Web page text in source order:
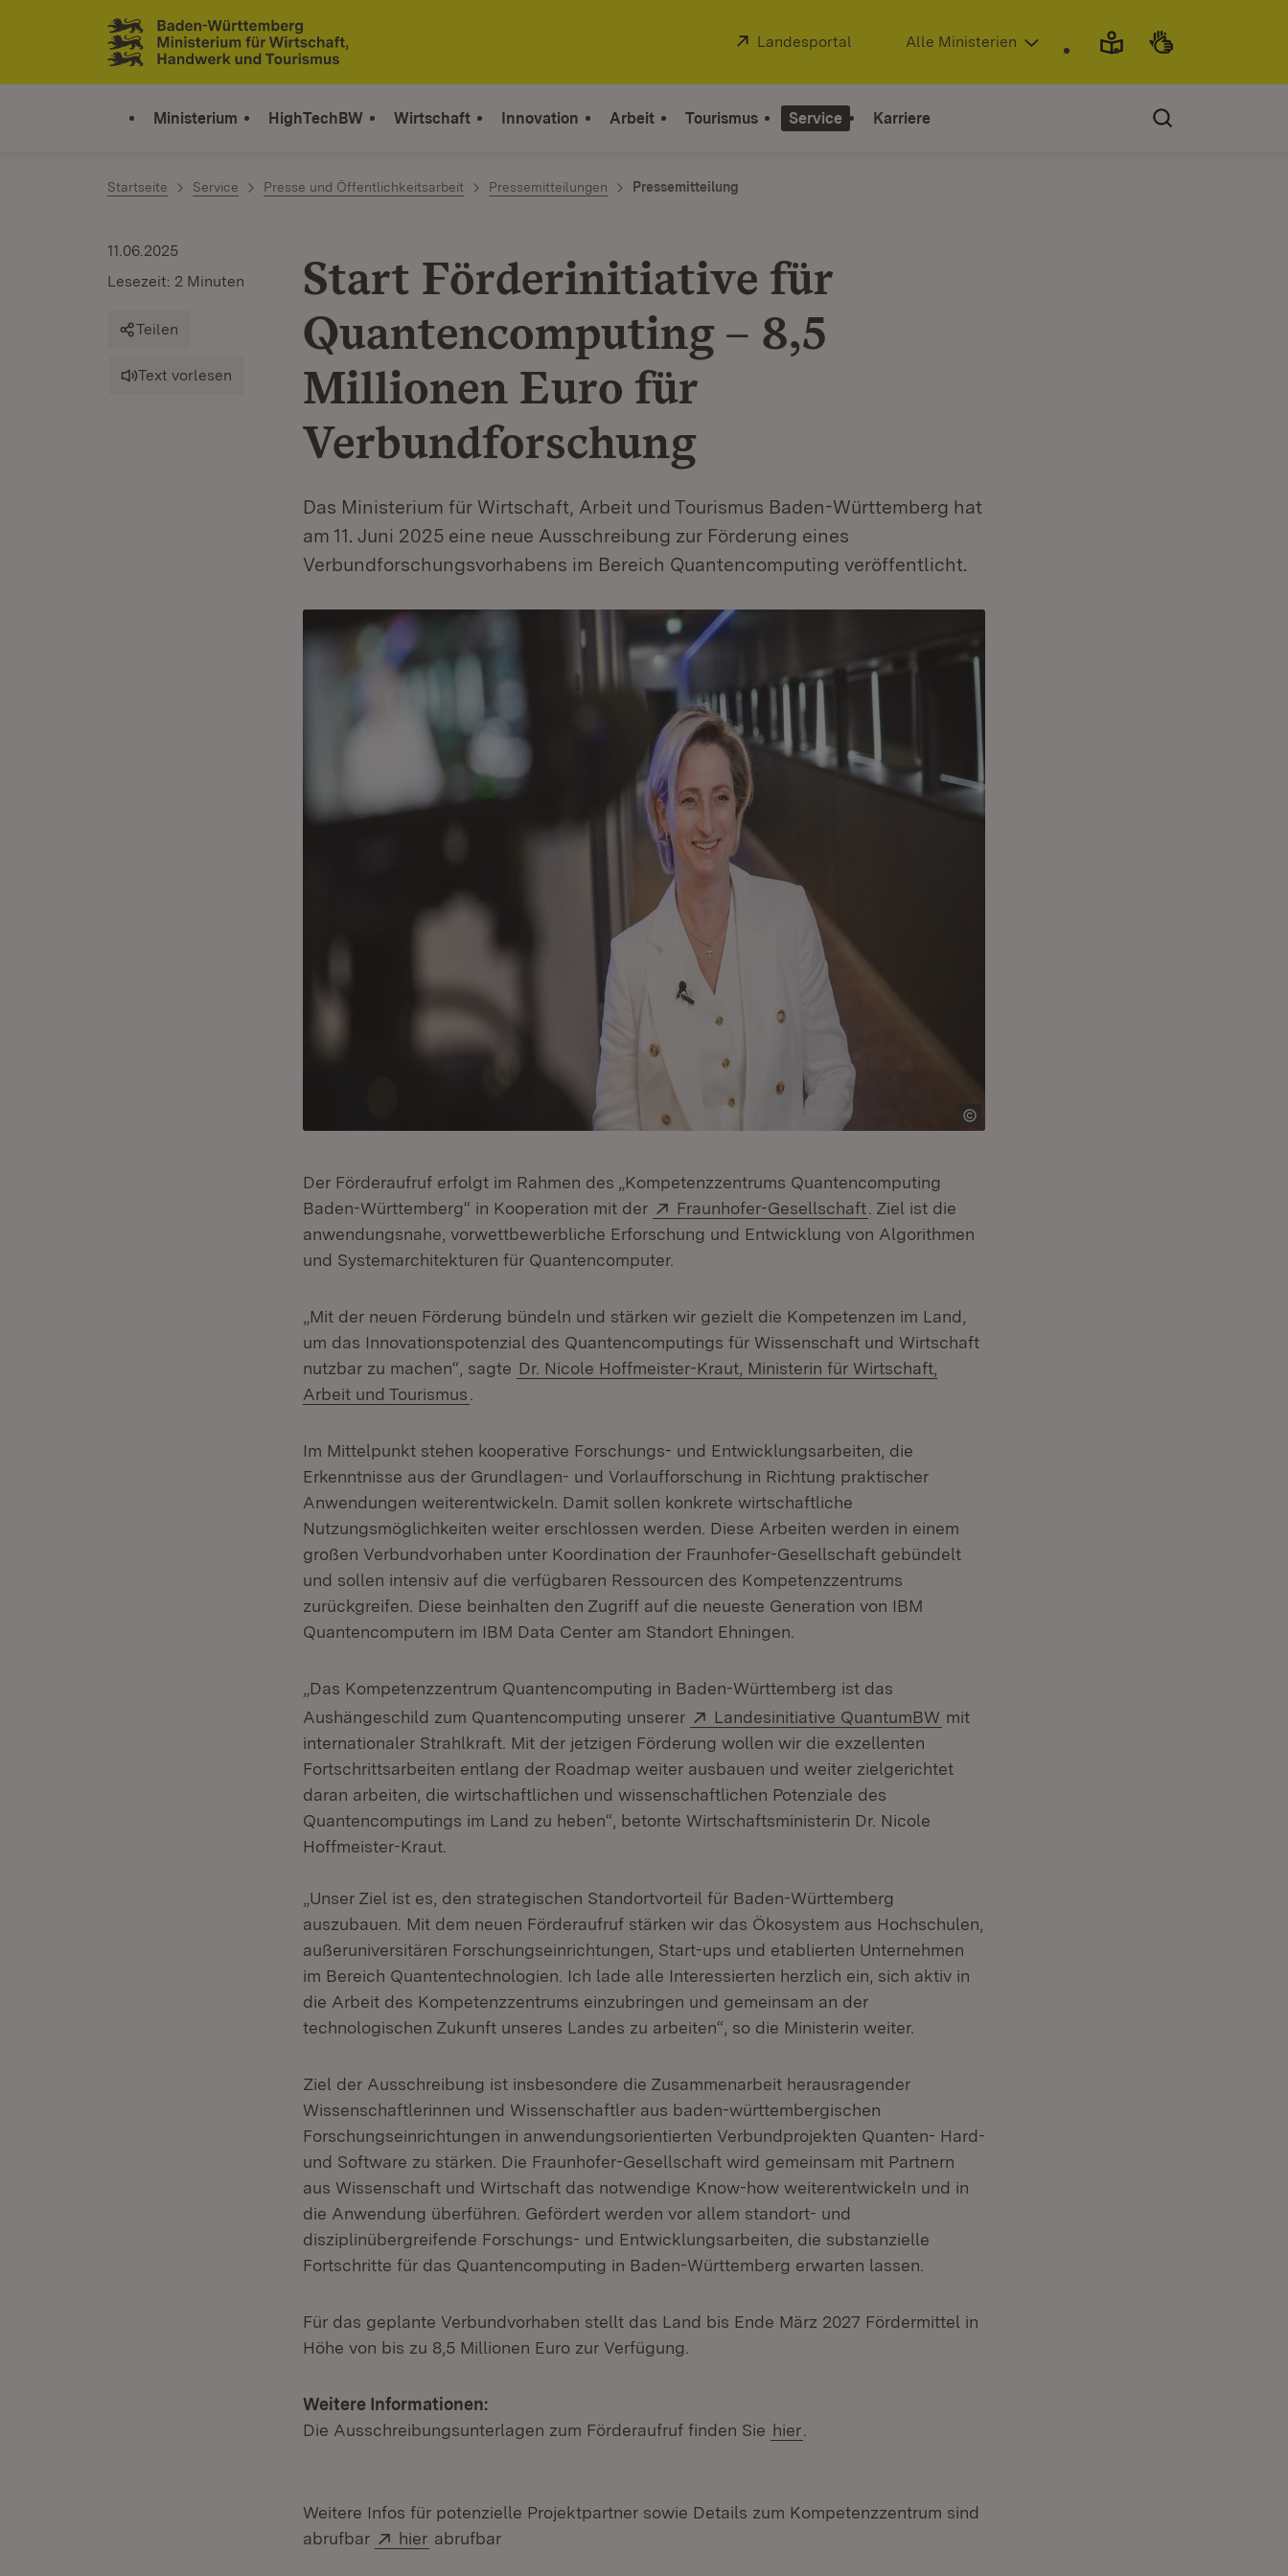
Zum Inhalt springen
Link zur Startseite
Extern:
Landesportal (Öffnet in neuem Fenster)
Alle Ministerien
Ministerium HighTechBW Wirtschaft Innovation Arbeit Tourismus Service Karriere
Startseite Service Presse und Öffentlichkeitsarbeit Pressemitteilungen Pressemitteilung
Start Förderinitiative für
Quantencomputing – 8,5
Millionen Euro für
Verbundforschung
Das Ministerium für Wirtschaft, Arbeit und Tourismus Baden-Württemberg hat
am 11. Juni 2025 eine neue Ausschreibung zur Förderung eines
Verbundforschungsvorhabens im Bereich Quantencomputing veröffentlicht.
11.06.2025
Lesezeit: 2 Minuten
Teilen
Text vorlesen
Der Förderaufruf erfolgt im Rahmen des „Kompetenzzentrums Quantencomputing
Baden-Württemberg“ in Kooperation mit der
Extern:
Fraunhofer-Gesellschaft (Öffnet in neuem Fenster)
. Ziel ist die
anwendungsnahe, vorwettbewerbliche Erforschung und Entwicklung von Algorithmen
und Systemarchitekturen für Quantencomputer.
„Mit der neuen Förderung bündeln und stärken wir gezielt die Kompetenzen im Land,
um das Innovationspotenzial des Quantencomputings für Wissenschaft und Wirtschaft
nutzbar zu machen“, sagte Dr. Nicole Hoffmeister-Kraut, Ministerin für Wirtschaft,
Arbeit und Tourismus
Im Mittelpunkt stehen kooperative Forschungs- und Entwicklungsarbeiten, die
Erkenntnisse aus der Grundlagen- und Vorlaufforschung in Richtung praktischer
Anwendungen weiterentwickeln. Damit sollen konkrete wirtschaftliche
Nutzungsmöglichkeiten weiter erschlossen werden. Diese Arbeiten werden in einem
großen Verbundvorhaben unter Koordination der Fraunhofer-Gesellschaft gebündelt
und sollen intensiv auf die verfügbaren Ressourcen des Kompetenzzentrums
zurückgreifen. Diese beinhalten den Zugriff auf die neueste Generation von IBM
Quantencomputern im IBM Data Center am Standort Ehningen.
„Das Kompetenzzentrum Quantencomputing in Baden-Württemberg ist das
Aushängeschild zum Quantencomputing unserer
Extern:
Landesinitiative QuantumBW (Öffnet in neuem Fenster)
mit
internationaler Strahlkraft. Mit der jetzigen Förderung wollen wir die exzellenten
Fortschrittsarbeiten entlang der Roadmap weiter ausbauen und weiter zielgerichtet
daran arbeiten, die wirtschaftlichen und wissenschaftlichen Potenziale des
Quantencomputings im Land zu heben“, betonte Wirtschaftsministerin Dr. Nicole
Hoffmeister-Kraut.
„Unser Ziel ist es, den strategischen Standortvorteil für Baden-Württemberg
auszubauen. Mit dem neuen Förderaufruf stärken wir das Ökosystem aus Hochschulen,
außeruniversitären Forschungseinrichtungen, Start-ups und etablierten Unternehmen
im Bereich Quantentechnologien. Ich lade alle Interessierten herzlich ein, sich aktiv in
die Arbeit des Kompetenzzentrums einzubringen und gemeinsam an der
technologischen Zukunft unseres Landes zu arbeiten“, so die Ministerin weiter.
Ziel der Ausschreibung ist insbesondere die Zusammenarbeit herausragender
Wissenschaftlerinnen und Wissenschaftler aus baden-württembergischen
Forschungseinrichtungen in anwendungsorientierten Verbundprojekten Quanten- Hard-
und Software zu stärken. Die Fraunhofer-Gesellschaft wird gemeinsam mit Partnern
aus Wissenschaft und Wirtschaft das notwendige Know-how weiterentwickeln und in
die Anwendung überführen. Gefördert werden vor allem standort- und
disziplinübergreifende Forschungs- und Entwicklungsarbeiten, die substanzielle
Fortschritte für das Quantencomputing in Baden-Württemberg erwarten lassen.
Für das geplante Verbundvorhaben stellt das Land bis Ende März 2027 Fördermittel in
Höhe von bis zu 8,5 Millionen Euro zur Verfügung.
Weitere Informationen:
Die Ausschreibungsunterlagen zum Förderaufruf finden Sie hier
Weitere Infos für potenzielle Projektpartner sowie Details zum Kompetenzzentrum sind
abrufbar
Extern:
hier (Öffnet in neuem Fenster)
abrufbar